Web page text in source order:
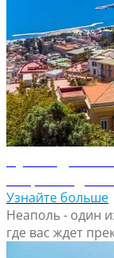
Узнайте больше
Неаполь - один
где вас ждет